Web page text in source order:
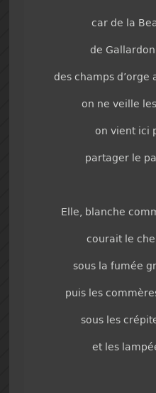
car de la
de
des champs d’orge
on ne veille
on vient ici
partager le
Elle, blanche
courait le
sous la fumée
puis les
sous les
et les